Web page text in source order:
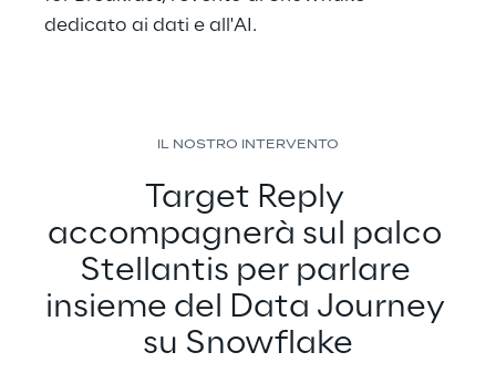
dedicato ai dati e all'AI.
IL NOSTRO INTERVENTO
Target Reply
accompagnerà sul palco
Stellantis per parlare
insieme del Data Journey
su Snowflake